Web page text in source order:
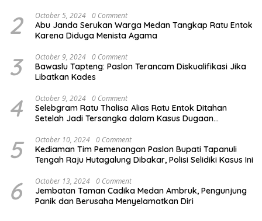
2 October 5, 2024 0 Comment
Abu Janda Serukan Warga Medan Tangkap Ratu Entok
Karena Diduga Menista Agama
3 October 9, 2024 0 Comment
Bawaslu Tapteng: Paslon Terancam Diskualifikasi Jika
Libatkan Kades
4 October 9, 2024 0 Comment
Selebgram Ratu Thalisa Alias Ratu Entok Ditahan
Setelah Jadi Tersangka dalam Kasus Dugaan
5 October 10, 2024 0 Comment
Kediaman Tim Pemenangan Paslon Bupati Tapanuli
Tengah Raju Hutagalung Dibakar, Polisi Selidiki Kasus Ini
6 October 13, 2024 0 Comment
Jembatan Taman Cadika Medan Ambruk, Pengunjung
Panik dan Berusaha Menyelamatkan Diri